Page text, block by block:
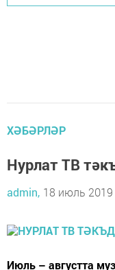
ХӘБӘРЛӘР
Нурлат ТВ
admin, 18 июль 2019
Июль – августта